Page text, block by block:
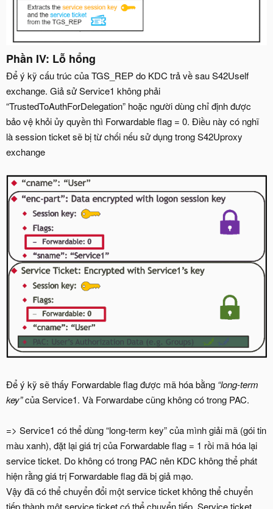
Phần IV: Lỗ hổng
Để ý kỹ cấu trúc của TGS_REP do KDC trả về sau S42Uself
exchange. Giả sử Service1 không phải
“TrustedToAuthForDelegation” hoặc người dùng chỉ định được
bảo vệ khỏi ủy quyền thì Forwardable flag = 0. Điều này có nghĩ
là session ticket sẽ bị từ chối nếu sử dụng trong S42Uproxy
exchange
Để ý kỹ sẽ thấy Forwardable flag được mã hóa bằng “long-term
key”của Service1. Và Forwardabe cũng không có trong PAC.
=> Service1 có thể dùng “long-term key” của mình giải mã (gói tin
màu xanh), đặt lại giá trị của Forwardable flag = 1 rồi mã hóa lại
service ticket. Do không có trong PAC nên KDC không thể phát
hiện rằng giá trị Forwardable flag đã bị giả mạo.
Vậy đã có thể chuyển đổi một service ticket không thể chuyển
tiếp thành một service ticket có thể chuyển tiếp. Service ticket